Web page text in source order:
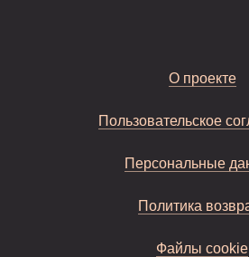
О проекте
Пользовательское
Персональные
Политика
Файлы cookie